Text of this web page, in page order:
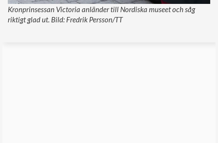
Kronprinsessan Victoria anländer till Nordiska museet och såg
riktigt glad ut. Bild: Fredrik Persson/TT